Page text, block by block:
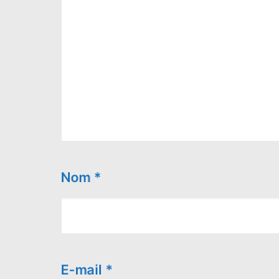
Nom *
E-mail *